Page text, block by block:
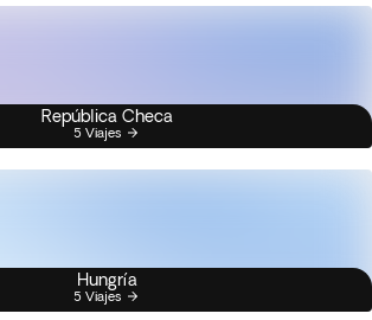
República Checa
5 Viajes
Hungría
5 Viajes